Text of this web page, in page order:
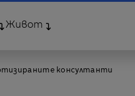
Живот
консултанти